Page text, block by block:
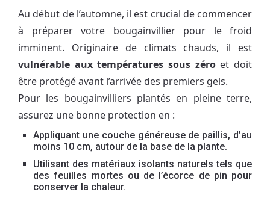
Au début de l’automne, il est crucial de commencer
à préparer votre bougainvillier pour le froid
imminent. Originaire de climats chauds, il est
vulnérable aux températures sous zéroet doit
être protégé avant l’arrivée des premiers gels.
Pour les bougainvilliers plantés en pleine terre,
assurez une bonne protection en :
Appliquant une couche généreuse de paillis, d’au
moins 10 cm, autour de la base de la plante.
Utilisant des matériaux isolants naturels tels que
des feuilles mortes ou de l’écorce de pin pour
conserver la chaleur.